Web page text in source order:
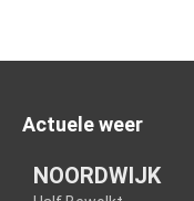
Actuele weer
NOORDWIJK